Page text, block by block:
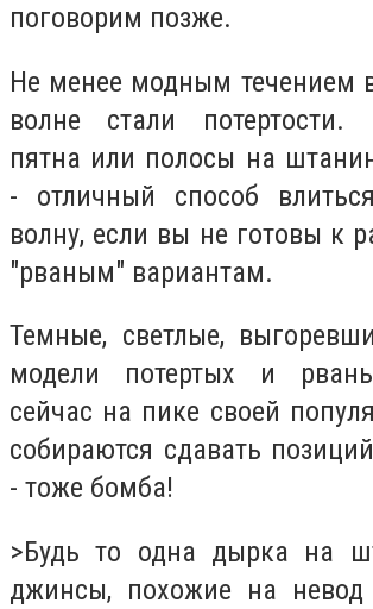
поговорим позже.
Не менее модным течением
волне стали потертости.
пятна или полосы на
- отличный способ
волну, если вы не готовы к
"рваным" вариантам.
Темные, светлые,
модели потертых и
сейчас на пике своей
собираются сдавать
- тоже бомба!
>Будь то одна дырка на
джинсы, похожие на